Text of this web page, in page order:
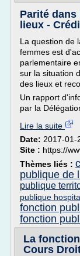
Parité
lieux -
La question de
femmes est
parlementaire
sur la situation
des lieux et
Un rapport
par la
Lire la suite
Date: 2017-01-
Site : https://
Thèmes liés :
publique de
publique
publique
fonction
fonction
La
Cours